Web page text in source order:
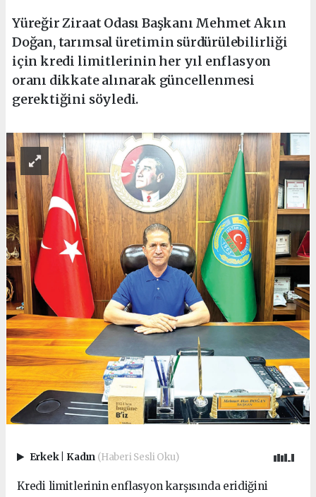
Yüreğir Ziraat Odası Başkanı Mehmet Akın
Doğan, tarımsal üretimin sürdürülebilirliği
için kredi limitlerinin her yıl enflasyon
oranı dikkate alınarak güncellenmesi
gerektiğini söyledi.
Erkek Kadın (Haberi Sesli Oku)
Kredi limitlerinin enflasyon karşısında eridiğini